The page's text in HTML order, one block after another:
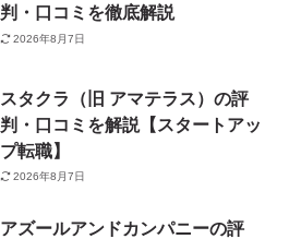
判・口コミを徹底解説
2026年8月7日
スタクラ（旧 アマテラス）の評
判・口コミを解説【スタートアッ
プ転職】
2026年8月7日
アズールアンドカンパニーの評